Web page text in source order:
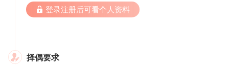
 登录注册后可看个人资料
 择偶要求